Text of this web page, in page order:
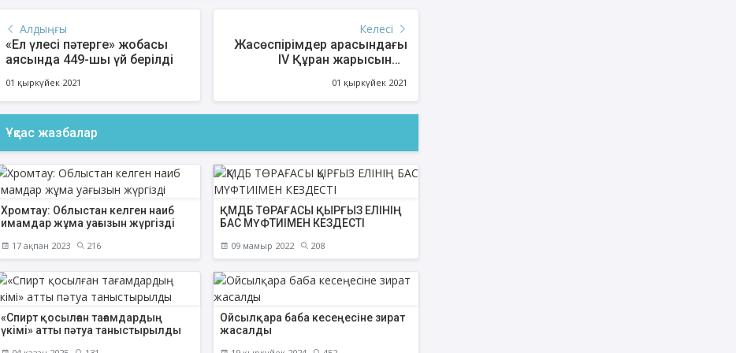
Алдыңғы
«Ел үлесі пәтерге» жобасы
аясында 449-шы үй берілді
01 қыркүйек 2021
Келесі
Жасөспірімдер арасындағы
IV Құран жарысында
ие болды
01 қыркүйек 2021
Ұқсас жазбалар
Хромтау: Облыстан келген наиб
имамдар жұма уағызын жүргізді
17 ақпан 2023 216
ҚМДБ ТӨРАҒАСЫ ҚЫРҒЫЗ ЕЛІНІҢ
БАС МҮФТИІМЕН КЕЗДЕСТІ
09 мамыр 2022 208
«Спирт қосылған тағамдардың
үкімі» атты пәтуа таныстырылды
Ойсылқара баба кесеңесіне зират
жасалды